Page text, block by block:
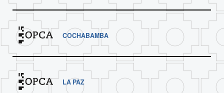
COCHABAMBA
LA PAZ